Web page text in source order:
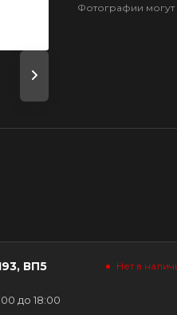
Фотографии могут
ВП5
до 18:00
Нет в